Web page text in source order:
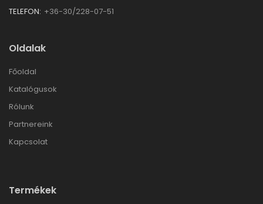
TELEFON: +36-30/228-07-51
Oldalak
Főoldal
Katalógusok
Rólunk
Partnereink
Kapcsolat
Termékek